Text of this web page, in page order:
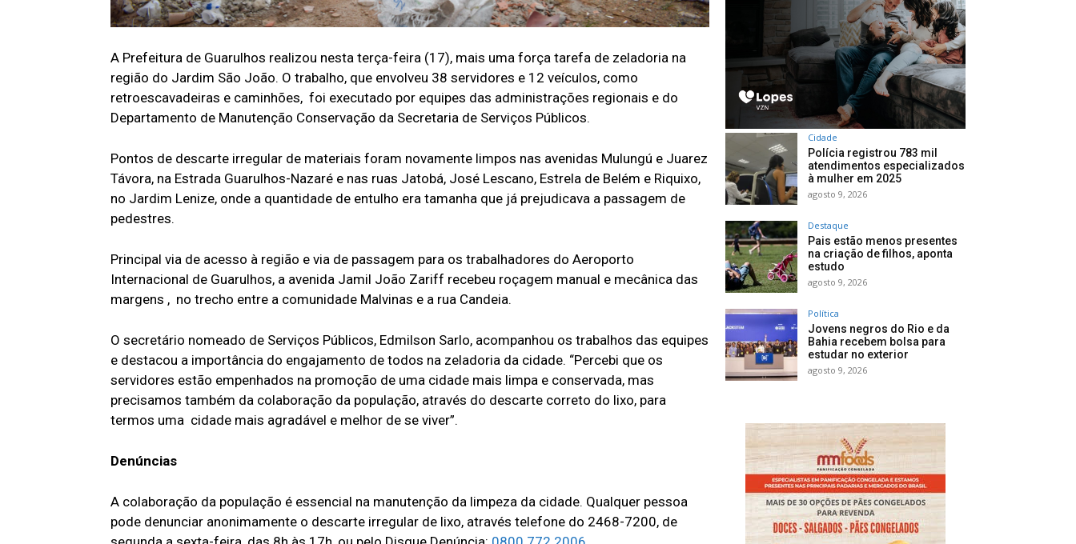
A Prefeitura de Guarulhos realizou nesta terça-feira (17), mais uma força tarefa de zeladoria na
região do Jardim São João. O trabalho, que envolveu 38 servidores e 12 veículos, como
retroescavadeiras e caminhões, foi executado por equipes das administrações regionais e do
Departamento de Manutenção Conservação da Secretaria de Serviços Públicos.
Pontos de descarte irregular de materiais foram novamente limpos nas avenidas Mulungú e Juarez
Távora, na Estrada Guarulhos-Nazaré e nas ruas Jatobá, José Lescano, Estrela de Belém e Riquixo,
no Jardim Lenize, onde a quantidade de entulho era tamanha que já prejudicava a passagem de
pedestres.
Principal via de acesso à região e via de passagem para os trabalhadores do Aeroporto
Internacional de Guarulhos, a avenida Jamil João Zariff recebeu roçagem manual e mecânica das
margens , no trecho entre a comunidade Malvinas e a rua Candeia.
O secretário nomeado de Serviços Públicos, Edmilson Sarlo, acompanhou os trabalhos das equipes
e destacou a importância do engajamento de todos na zeladoria da cidade. “Percebi que os
servidores estão empenhados na promoção de uma cidade mais limpa e conservada, mas
precisamos também da colaboração da população, através do descarte correto do lixo, para
termos uma cidade mais agradável e melhor de se viver”.
Denúncias
A colaboração da população é essencial na manutenção da limpeza da cidade. Qualquer pessoa
pode denunciar anonimamente o descarte irregular de lixo, através telefone do 2468-7200, de
Cidade
Polícia registrou 783 mil
atendimentos especializados
à mulher em 2025
agosto 9, 2026
Destaque
Pais estão menos presentes
na criação de filhos, aponta
estudo
agosto 9, 2026
Política
Jovens negros do Rio e da
Bahia recebem bolsa para
estudar no exterior
agosto 9, 2026